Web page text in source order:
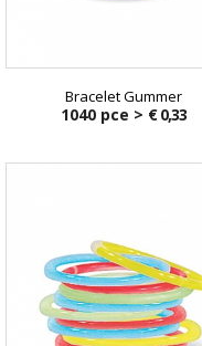
Bracelet Gummer
1040 pce > € 0,33